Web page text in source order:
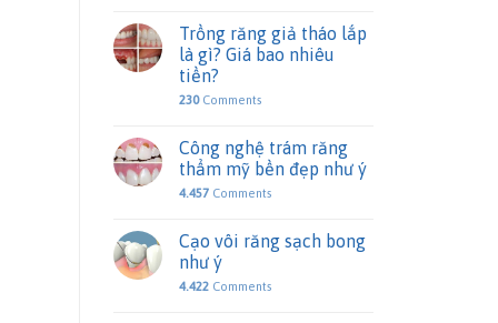
Trồng răng giả tháo lắp
là gì? Giá bao nhiêu
tiền?
230Comments
Công nghệ trám răng
thẩm mỹ bền đẹp như ý
4.457 Comments
Cạo vôi răng sạch bong
như ý
4.422 Comments